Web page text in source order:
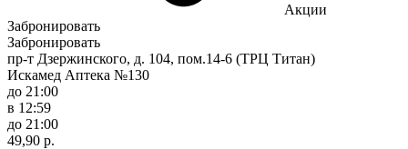
Акции
Забронировать
Забронировать
пр-т Дзержинского, д. 104, пом.14-6 (ТРЦ Титан)
Искамед Аптека №130
до 21:00
в 12:59
до 21:00
49,90 р.